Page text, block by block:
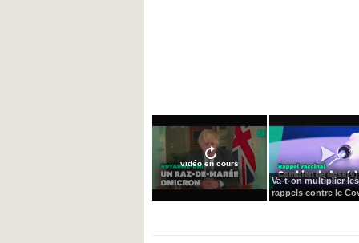
vidéo en cours
Va-t-on multiplier les
rappels contre le